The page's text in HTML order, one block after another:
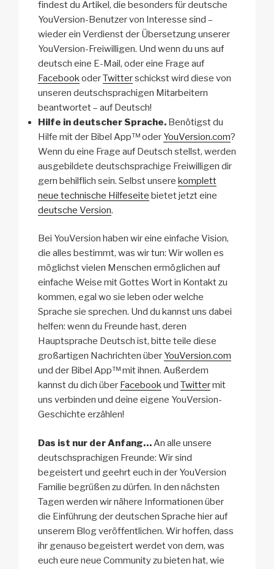
findest du Artikel, die besonders für deutsche
YouVersion-Benutzer von Interesse sind –
wieder ein Verdienst der Übersetzung unserer
YouVersion-Freiwilligen. Und wenn du uns auf
deutsch eine E-Mail, oder eine Frage auf
FacebookoderTwitterschickst wird diese von
unseren deutschsprachigen Mitarbeitern
beantwortet – auf Deutsch!
Hilfe in deutscher Sprache. Benötigst du
Hilfe mit der Bibel App™ oder YouVersion.com?
Wenn du eine Frage auf Deutsch stellst, werden
ausgebildete deutschsprachige Freiwilligen dir
gern behilflich sein. Selbst unsere komplett
neue technische Hilfeseite bietet jetzt eine
deutsche Version.
Bei YouVersion haben wir eine einfache Vision,
die alles bestimmt, was wir tun: Wir wollen es
möglichst vielen Menschen ermöglichen auf
einfache Weise mit Gottes Wort in Kontakt zu
kommen, egal wo sie leben oder welche
Sprache sie sprechen. Und du kannst uns dabei
helfen: wenn du Freunde hast, deren
Hauptsprache Deutsch ist, bitte teile diese
großartigen Nachrichten über YouVersion.com
und der Bibel App™ mit ihnen. Außerdem
kannst du dich über Facebookund Twittermit
uns verbinden und deine eigene YouVersion-
Geschichte erzählen!
Das ist nur der Anfang…An alle unsere
deutschsprachigen Freunde: Wir sind
begeistert und geehrt euch in der YouVersion
Familie begrüßen zu dürfen. In den nächsten
Tagen werden wir nähere Informationen über
die Einführung der deutschen Sprache hier auf
unserem Blog veröffentlichen. Wir hoffen, dass
ihr genauso begeistert werdet von dem, was
euch eure neue Community zu bieten hat, wie